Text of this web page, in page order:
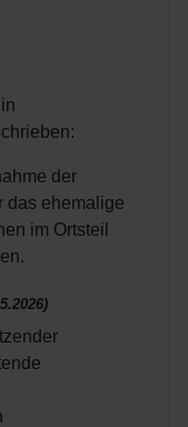
der
das ehemalige
im Ortsteil